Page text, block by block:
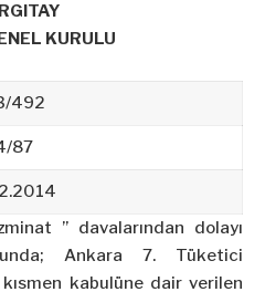
KURULU
492
87
” davalarından dolayı
Ankara 7. Tüketici
kabulüne dair verilen